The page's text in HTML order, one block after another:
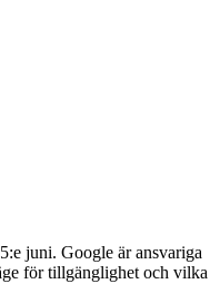
juni. Google är ansvariga
för tillgänglighet och vilka